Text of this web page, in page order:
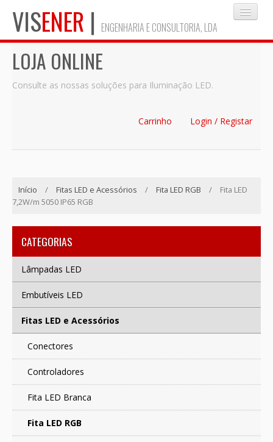
VISENER | ENGENHARIA E CONSULTORIA, LDA
INÍCIO
SERVIÇOS
BLOG
MAPA DO SITE
CONTACTOS
LOJA ONLINE
Consulte as nossas soluções para Iluminação LED.
Carrinho Login / Registar
Início / Fitas LED e Acessórios / Fita LED RGB /
Fita LED
7,2W/m 5050 IP65 RGB
CATEGORIAS
Lâmpadas LED
Embutíveis LED
Fitas LED e Acessórios
Conectores
Controladores
Fita LED Branca
Fita LED RGB